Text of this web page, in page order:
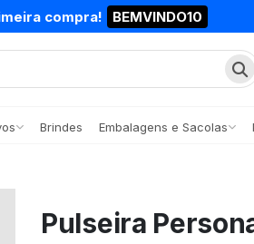
compra! BEMVINDO10
Brindes Embalagens e Sacolas
Pulseira